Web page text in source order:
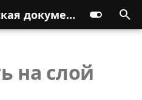
Пользовательская документация
на слой